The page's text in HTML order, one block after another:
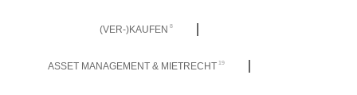
(VER-)KAUFEN 8
ASSET MANAGEMENT & MIETRECHT 19